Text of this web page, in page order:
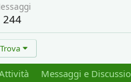
244
Trova
Messaggi e